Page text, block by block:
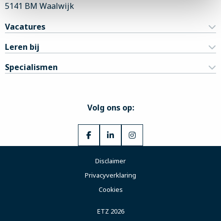
5141 BM Waalwijk
Vacatures
Leren bij
Specialismen
Volg ons op:
Ga
Facebook
Ga
LinkedIn
Ga
Disclaimer
Privacyverklaring
Cookies
ETZ 2026